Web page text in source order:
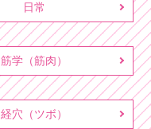
日常
筋学（筋肉）
経穴（ツボ）